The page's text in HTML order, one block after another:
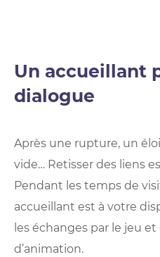
Un accueillant
dialogue
Après une rupture, un
vide… Retisser des liens
Pendant les temps de
accueillant est à votre
les échanges par le jeu
d’animation.